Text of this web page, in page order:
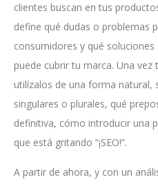
clientes buscan en tus
define qué dudas o problemas
consumidores y qué
puede cubrir tu marca. Una
utilízalos de una forma natural,
singulares o plurales, qué
definitiva, cómo introducir una
que está gritando “¡SEO!”.
A partir de ahora, y con un